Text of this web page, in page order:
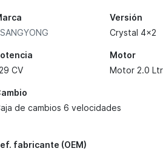
Versión
Crystal 4x2
CV
Motor
Motor 2.0
de cambios 6 velocidades
fabricante (OEM)